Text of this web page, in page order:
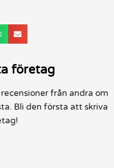
företag
från andra om
Bli den första att skriva